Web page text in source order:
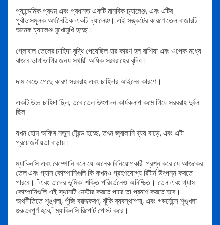
প্যান্ডেমিক প্রথম এবং প্রধানত একটি মানবিক চ্যালেঞ্জ, এবং এটির
পূর্বাভাসমূলক অর্থনৈতিক একটি চ্যালেঞ্জ। এই সঙ্কটের কারণে তেল বাজারটি
অনেক চ্যালেঞ্জ মুখোমুখি হচ্ছে।
গ্লোবাল তেলের চাহিদা বৃদ্ধি পেয়েছিল যার কারণ হল রাশিয়া এবং ওপেক মধ্যে
বাজার ভাগাভাগির জন্য স্থায়ী অধিক সরবরাহের বৃদ্ধি।
দাম বেড়ে গেছে কারণ সরবরাহ এবং চাহিদার আইনের কারণে।
একটি উচ্চ চাহিদা ছিল, তবে তেল উৎপাদন কার্যকলাপ কমে গিয়ে সরবরাহ দুর্বল
ছিল।
যখন হোম অফিস নতুন ট্রেন্ড হচ্ছে, তখন জ্বালানি ব্যয় বাড়ে, এবং এটা
প্রয়োজনীয়তা বাড়ায়।
ম্যাকিনসি এবং কোম্পানি বলে যে অনেক বিনিয়োগকারী প্রশ্ন করে যে আজকের
তেল এবং গ্যাস কোম্পানিগুলি কি কখনও গ্রহণযোগ্য রিটার্ন উৎপন্ন করতে
পারবে। "এবং তাদের ভূমিকা শক্তি পরিবর্তনেও অনিশ্চিত। তেল এবং গ্যাস
কোম্পানিগুলি এই স্থানটি মেস্টার করতে পারে তা প্রমাণ করতে হবে।
অর্থনীতিতে শৃঙ্খলা, পুঁজি বরাদ্দকরণ, ঝুঁকি ব্যবস্থাপনা, এবং গভর্নেন্সে শৃঙ্খলা
গুরুত্বপূর্ণ হবে," ম্যাকিনসি রিপোর্ট পোস্ট করে।